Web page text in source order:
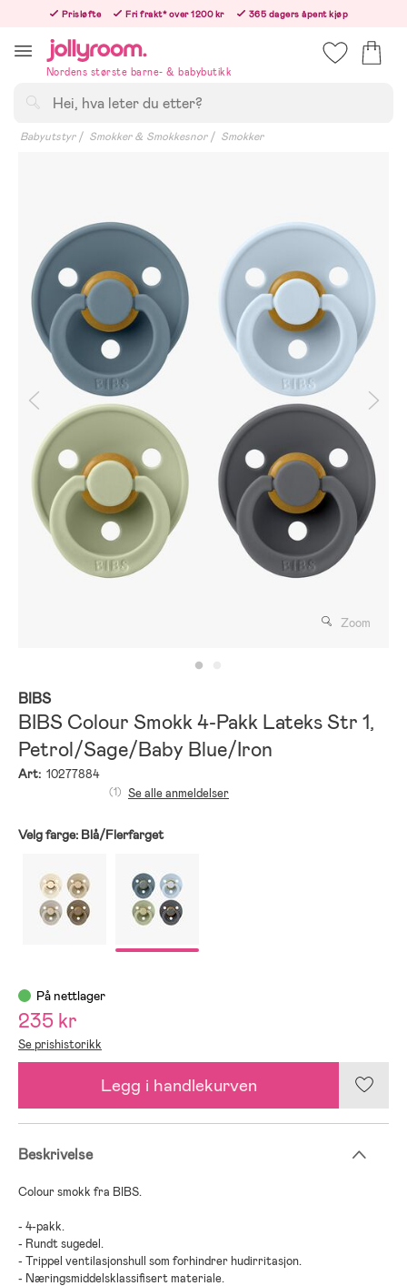
innehållet
Prisløfte Fri frakt* over 1200 kr
365 dagers åpent kjøp
Nordens største barne- & babybutikk
Babyutstyr Smokker & Smokkesnor Smokker
Zoom
BIBS
BIBS Colour Smokk 4-Pakk Lateks Str 1,
Petrol/Sage/Baby Blue/Iron
Art: 10277884
(1) Se alle anmeldelser
Velg farge: Blå/Flerfarget
På nettlager
235 kr
Se prishistorikk
Legg i handlekurven
Beskrivelse
Colour smokk fra BIBS.
- 4-pakk.
- Rundt sugedel.
- Trippel ventilasjonshull som forhindrer hudirritasjon.
- Næringsmiddelsklassifisert materiale.